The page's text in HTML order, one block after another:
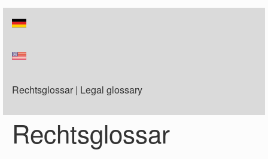
Rechtsglossar | Legal glossary
Rechtsglossar